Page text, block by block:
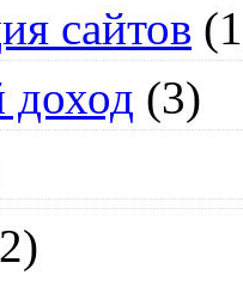
сайтов
доход (3)